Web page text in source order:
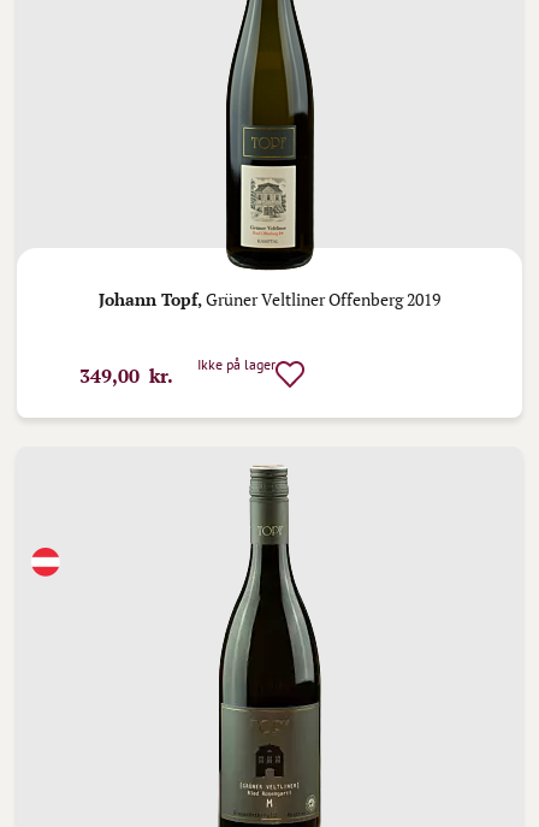
Johann Topf,Grüner Veltliner Offenberg 2019
349,00 kr. Ikke på lager